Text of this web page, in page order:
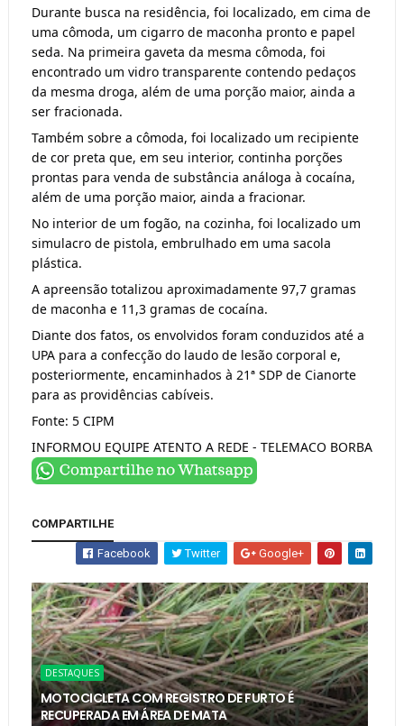
Durante busca na residência, foi localizado, em cima de
uma cômoda, um cigarro de maconha pronto e papel
seda. Na primeira gaveta da mesma cômoda, foi
encontrado um vidro transparente contendo pedaços
da mesma droga, além de uma porção maior, ainda a
ser fracionada.
Também sobre a cômoda, foi localizado um recipiente
de cor preta que, em seu interior, continha porções
prontas para venda de substância análoga à cocaína,
além de uma porção maior, ainda a fracionar.
No interior de um fogão, na cozinha, foi localizado um
simulacro de pistola, embrulhado em uma sacola
plástica.
A apreensão totalizou aproximadamente 97,7 gramas
de maconha e 11,3 gramas de cocaína.
Diante dos fatos, os envolvidos foram conduzidos até a
UPA para a confecção do laudo de lesão corporal e,
posteriormente, encaminhados à 21ª SDP de Cianorte
para as providências cabíveis.
Fonte: 5 CIPM
INFORMOU EQUIPE ATENTO A REDE - TELEMACO BORBA
COMPARTILHE
Facebook Twitter Google+
DESTAQUES
MOTOCICLETA COM REGISTRO DE FURTO É
RECUPERADA EM ÁREA DE MATA